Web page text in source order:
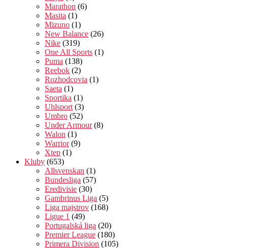
Marathon (6)
Masita (1)
Mizuno (1)
New Balance (26)
Nike (319)
One All Sports (1)
Puma (138)
Reebok (2)
Rozhodcovia (1)
Saeta (1)
Sportika (1)
Uhlsport (3)
Umbro (52)
Under Armour(8)
Walon (1)
Warrior(9)
Xtep (1)
Kluby (653)
Allsvenskan (1)
Bundesliga (57)
Eredivisie (30)
Gambrinus Liga (5)
Liga majstrov (168)
Ligue 1 (49)
Portugalská liga (20)
Premier League (180)
Primera Division (105)